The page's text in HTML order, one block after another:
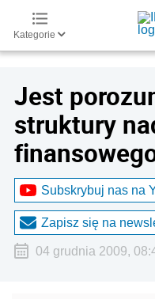
Kategorie
Jest
struktury
Subskrybuj nas na
Zapisz się na
04 grudnia 2009,